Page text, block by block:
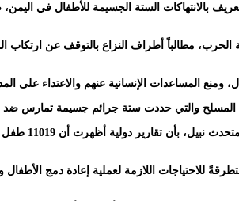
محافظة تعز، الندوة التوعوية الخاصة بالتعريف بالانتهاكات الستة الجسيمة
الحرب، مطالباً أطراف النزاع بالتوقف عن ارتكاب
ومنع المساعدات الإنسانية عنهم والاعتداء على
وقدّم المتحدثون خلال الندوة 3 أوراق
للاحتياجات اللازمة لعملية إعادة دمج